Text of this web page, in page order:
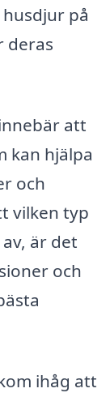
på
deras
att
kan hjälpa
och
vilken typ
är det
och
ihåg att